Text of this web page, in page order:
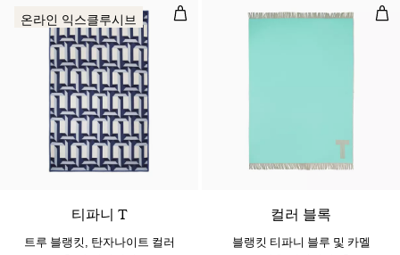
트루 블랭킷, 탄자나이트 컬러 울 및
2 색상
온라인 익스클루시브
티파니 T
트루 블랭킷, 탄자나이트 컬러
블
컬러 블록
블랭킷 티파니 블루 및 카멜